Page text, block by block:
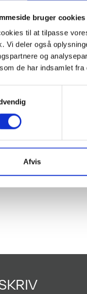
bruger cookies
til at tilpasse
Vi deler også
og
de har indsamlet fra
Afvis
Caravan "Stedet
Indretning
Std.
Hæve/
Senge
Testet
Gas